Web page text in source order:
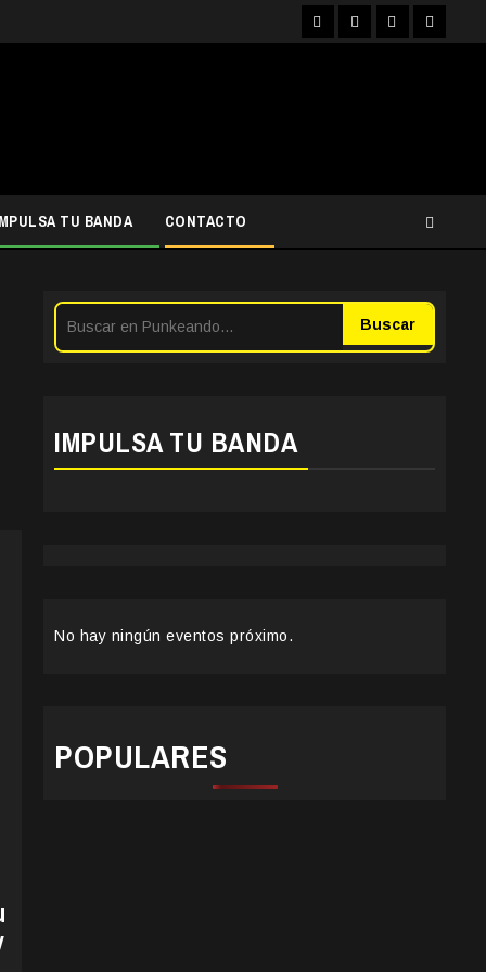
FacebookInstagram
YouTubeTwitter
TU BANDA CONTACTO
Buscar
IMPULSA TU BANDA
No hay ningún eventos próximo.
POPULARES